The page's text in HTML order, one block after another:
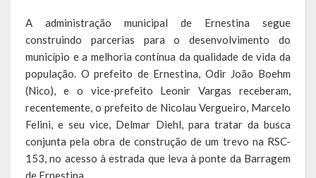
Escola Municipal De Ensino Fundamental João Alfredo Sachser
Escola Municipal De Ensino Fundamental Osvaldo Cruz
Agricultura
Fazenda
Obras e Viação
A administração municipal de Ernestina segue
construindo parcerias para o desenvolvimento do
município e a melhoria contínua da qualidade de vida da
população. O prefeito de Ernestina, Odir João Boehm
(Nico), e o vice-prefeito Leonir Vargas receberam,
recentemente, o prefeito de Nicolau Vergueiro, Marcelo
Felini, e seu vice, Delmar Diehl, para tratar da busca
conjunta pela obra de construção de um trevo na RSC-
153, no acesso à estrada que leva à ponte da Barragem
de Ernestina.